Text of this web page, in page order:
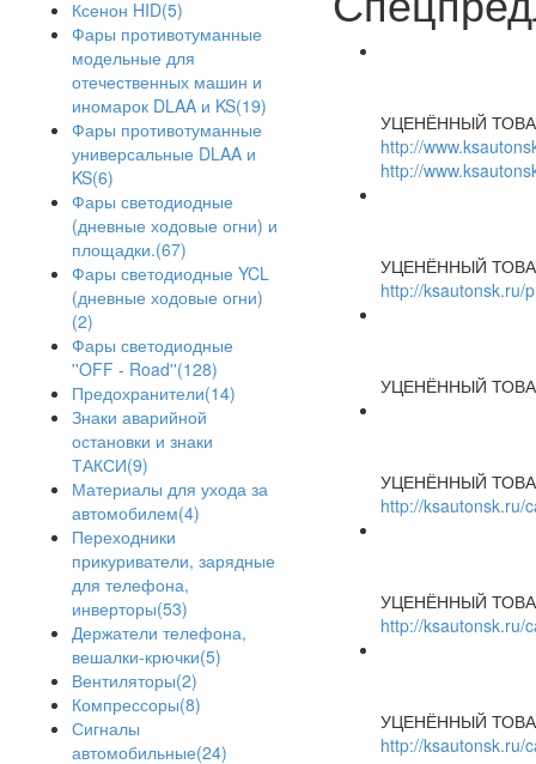
Ксенон HID(5)
Фары противотуманные
модельные для
отечественных машин и
иномарок DLAA и KS(19)
Фары противотуманные
универсальные DLAA и
KS(6)
Фары светодиодные
(дневные ходовые огни) и
площадки.(67)
Фары светодиодные YCL
(дневные ходовые огни)
(2)
Фары светодиодные
''OFF - Road''(128)
Предохранители(14)
Знаки аварийной
остановки и знаки
ТАКСИ(9)
Материалы для ухода за
автомобилем(4)
Переходники
прикуриватели, зарядные
для телефона,
инверторы(53)
Держатели телефона,
вешалки-крючки(5)
Вентиляторы(2)
Компрессоры(8)
Сигналы
автомобильные(24)
УЦЕНЁННЫЙ
http://
http://
УЦЕНЁННЫЙ
http://ksautonsk.ru/
УЦЕНЁННЫЙ
УЦЕНЁННЫЙ
http://ksautonsk.ru/
УЦЕНЁННЫЙ
http://ksautonsk.ru/
УЦЕНЁННЫЙ
http://ksautonsk.ru/